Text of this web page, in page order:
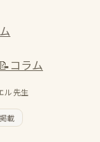
📝コラム
ル先生
載